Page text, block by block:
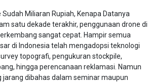
Miliaran Rupiah, Kenapa Datanya
satu dekade terakhir, penggunaan drone di
sangat cepat. Hampir semua
di Indonesia telah mengadopsi teknologi
topografi, pengukuran stockpile,
hingga perencanaan reklamasi. Namun
jarang dibahas dalam seminar maupun